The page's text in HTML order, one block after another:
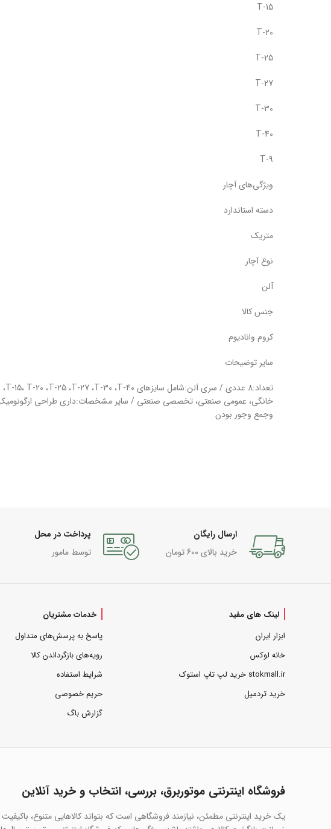
T-15
T-20
T-25
T-27
T-30
T-40
T-9
ویژگی‌های آچار
دسته استاندارد
متریک
نوع آچار
آلن
جنس کالا
کروم وانادیوم
سایر توضیحات
خانگی، عمومی صنعتی، تخصصی صنعتی / سایر مشخصات:داری طراحی
وجمع وجور بودن
ارسال رایگان
خرید بالای 600 تومان
پرداخت در محل
توسط مامور
لینک های مفید
ابزار ایران
خانه لوکس
stokmall.ir خرید لپ تاپ استوک
خرید تردمیل
خدمات مشتریان
پاسخ به پرسش‌های متداول
رویه‌های بازگرداندن کالا
شرایط استفاده
حریم خصوصی
گزارش باگ
فروشگاه اینترنتی موتوربرق، بررسی، انتخاب و خرید آنلاین
یک خرید اینترنتی مطمئن، نیازمند فروشگاهی است که بتواند کالاهایی متنوع،